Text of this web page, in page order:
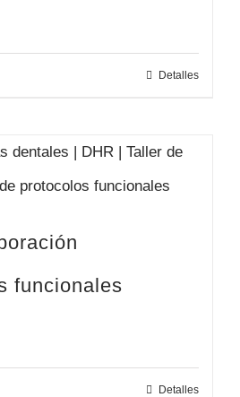
Detalles
funcionales
Detalles